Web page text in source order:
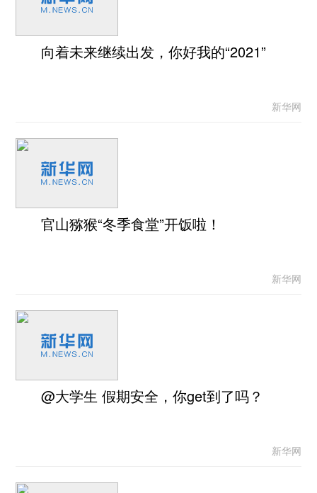
向着未来继续出发，你好我的“2021”
新华网
官山猕猴“冬季食堂”开饭啦！
新华网
@大学生 假期安全，你get到了吗？
新华网